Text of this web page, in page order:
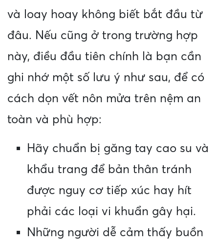
và loay hoay không biết bắt đầu từ
đâu. Nếu cũng ở trong trường hợp
này, điều đầu tiên chính là bạn cần
ghi nhớ một số lưu ý như sau, để có
cách dọn vết nôn mửa trên nệm an
toàn và phù hợp:
Hãy chuẩn bị găng tay cao su và
khẩu trang để bản thân tránh
được nguy cơ tiếp xúc hay hít
phải các loại vi khuẩn gây hại.
Những người dễ cảm thấy buồn